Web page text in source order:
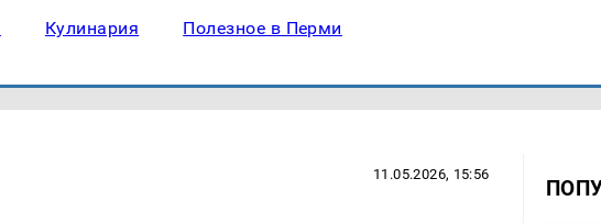
Кулинария Полезное в Перми
11.05.2026, 15:56